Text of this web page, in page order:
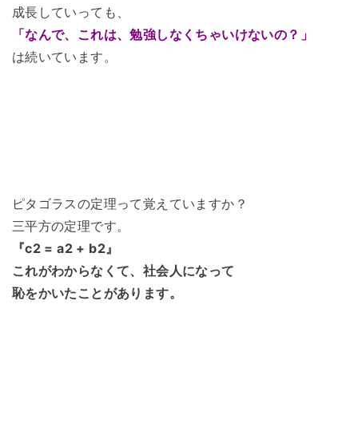
成長していっても、
「なんで、これは、勉強しなくちゃいけないの？」
は続いています。
ピタゴラスの定理って覚えていますか？
三平方の定理です。
『c2 = a2 + b2』
これがわからなくて、社会人になって
恥をかいたことがあります。